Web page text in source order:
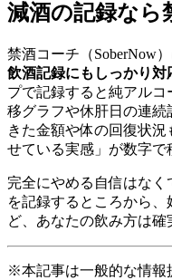
減酒の記録なら
禁酒コーチ（SoberNow
飲酒記録にもしっかり対
プで記録すると純アル
移グラフや休肝日の連
きた金額や体の回復状
せている実感」が数字で
完全にやめる自信はな
を記録するところから
ど、あなたの飲み方は確
※本記事は一般的な情報